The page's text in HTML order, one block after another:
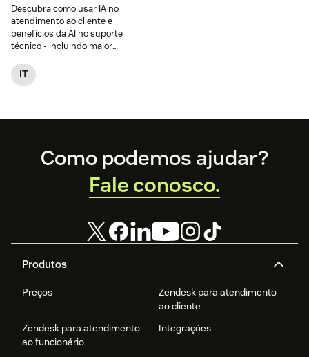
Descubra como usar IA no
atendimento ao cliente e
benefícios da AI no suporte
técnico - incluindo maior
satisfação.
IT
Footer
Produtos
Preços
Zendesk para atendimento
ao cliente
Zendesk para atendimento
ao funcionário
Integrações
Como podemos ajudar?
Fale conosco.